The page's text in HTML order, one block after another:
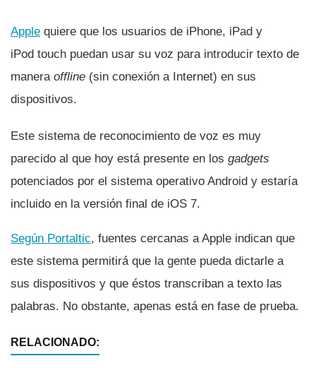
Apple quiere que los usuarios de iPhone, iPad y
iPod touch puedan usar su voz para introducir texto de
manera offline (sin conexión a Internet) en sus
dispositivos.
Este sistema de reconocimiento de voz es muy
parecido al que hoy está presente en los gadgets
potenciados por el sistema operativo Android y estarí­a
incluido en la versión final de iOS 7.
Según Portaltic, fuentes cercanas a Apple indican que
este sistema permitirá que la gente pueda dictarle a
sus dispositivos y que éstos transcriban a texto las
palabras. No obstante, apenas está en fase de prueba.
RELACIONADO: